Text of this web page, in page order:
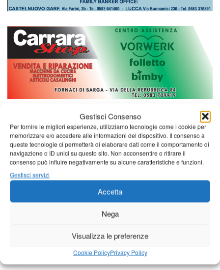
Gestisci Consenso
Per fornire le migliori esperienze, utilizziamo tecnologie come i cookie per
memorizzare e/o accedere alle informazioni del dispositivo. Il consenso a
queste tecnologie ci permetterà di elaborare dati come il comportamento di
navigazione o ID unici su questo sito. Non acconsentire o ritirare il
consenso può influire negativamente su alcune caratteristiche e funzioni.
Gestisci servizi
Accetta
Nega
Visualizza le preferenze
Cookie PolicyPrivacy Policy
Diretta NoiTv LIVE